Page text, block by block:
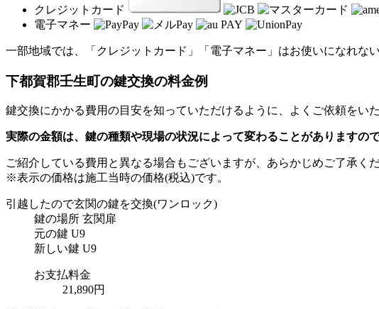
クレジットカード
電子マネー
一部地域では、「クレジットカード」「電子マネー」はお使いになれな
下都賀郡壬生町の鍵交換の料金例
鍵交換にかかる費用の目安を知っていただけるように、よくご依頼をい
実際の金額は、鍵の種類や現場の状況によって変わることがありますの
ご紹介している費用と異なる場合もございますが、あらかじめご了承くだ
※表示の価格は施工当時の価格(税込)です。
引越したので玄関の鍵を交換(ワンロック)
鍵の場所 玄関扉
元の鍵 U9
新しい鍵 U9
お支払料金
21,890円